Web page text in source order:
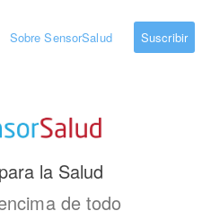
Sobre SensorSalud Suscribir
la Salud
de todo